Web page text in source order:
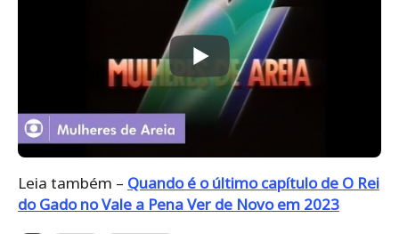
Leia também – Quando é o último capítulo de O Rei
do Gado no Vale a Pena Ver de Novo em 2023